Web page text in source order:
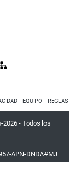
EQUIPO
2026 - Todos los
APN-DNDA#MJ
| Teléfono:+54 9 11